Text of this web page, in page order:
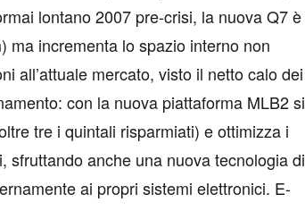
lontano 2007 pre-crisi, la nuova Q7 è
ma incrementa lo spazio interno non
all’attuale mercato, visto il netto calo dei
con la nuova piattaforma MLB2 si
tre i quintali risparmiati) e ottimizza i
sfruttando anche una nuova tecnologia di
ai propri sistemi elettronici. E-